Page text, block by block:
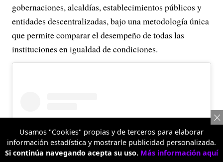
gobernaciones, alcaldías, establecimientos públicos y
entidades descentralizadas, bajo una metodología única
que permite comparar el desempeño de todas las
instituciones en igualdad de condiciones.
Usamos "Cookies" propias y de terceros para elaborar
información estadística y mostrarle publicidad personalizada.
Si continúa navegando acepta su uso. Más información aquí